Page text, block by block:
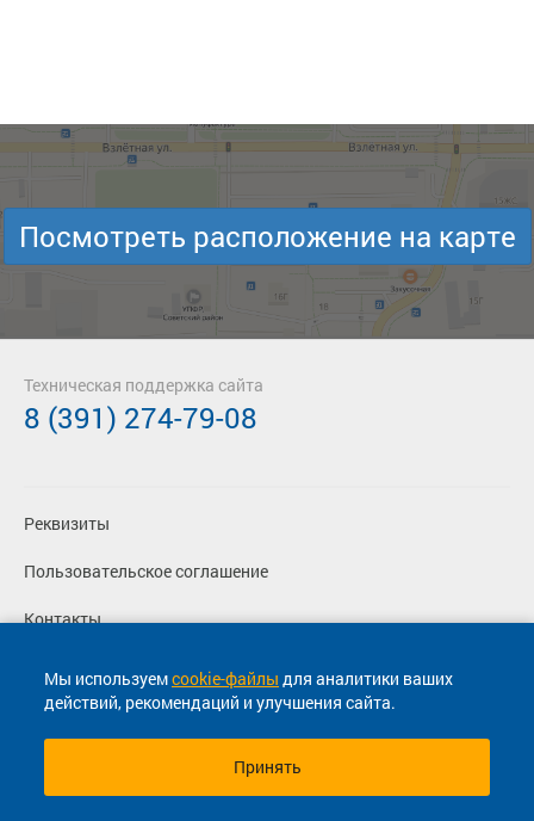
Мы используемcookie-файлы для аналитики ваших
действий, рекомендаций и улучшения сайта.
Принять
Посмотреть расположение на карте
Реквизиты
Пользовательское соглашение
Контакты
Политика конфиденциальности
Перевозчикам
Техническая поддержка сайта
8 (391) 274-79-08
© 2013-2026, ООО "Капитал"- Онлайн сервис продажи